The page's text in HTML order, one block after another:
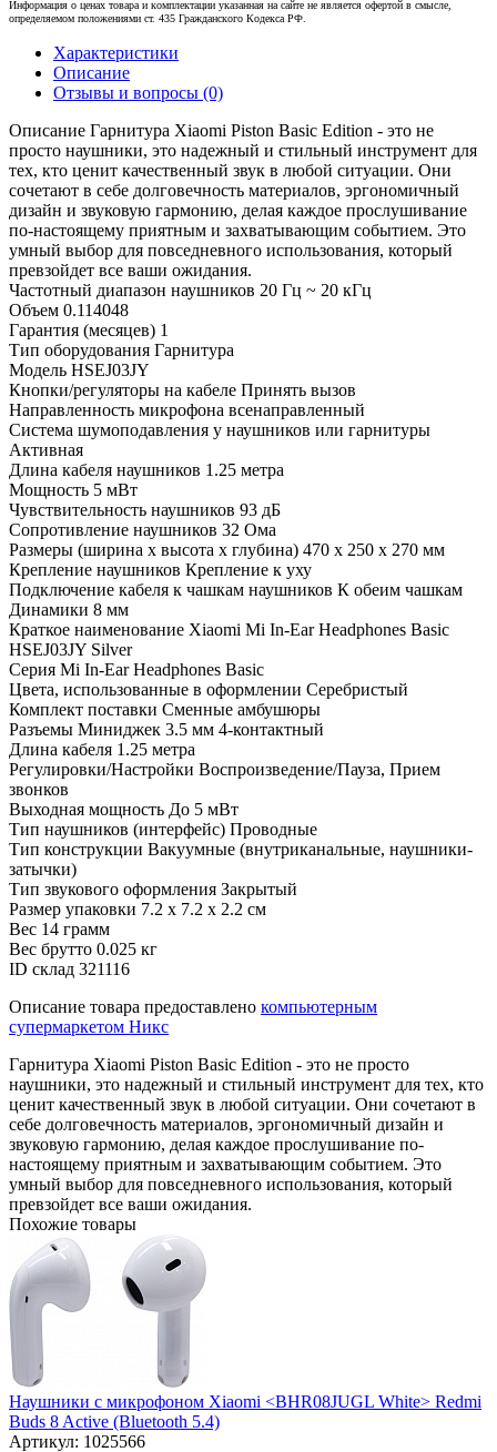
Информация о ценах товара и комплектации указанная на сайте не является офертой в смысле,
определяемом положениями ст. 435 Гражданского Кодекса РФ.
Характеристики
Описание
Отзывы и вопросы (0)
Описание Гарнитура Xiaomi Piston Basic Edition - это не
просто наушники, это надежный и стильный инструмент для
тех, кто ценит качественный звук в любой ситуации. Они
сочетают в себе долговечность материалов, эргономичный
дизайн и звуковую гармонию, делая каждое прослушивание
по-настоящему приятным и захватывающим событием. Это
умный выбор для повседневного использования, который
превзойдет все ваши ожидания.
Частотный диапазон наушников 20 Гц ~ 20 кГц
Объем 0.114048
Гарантия (месяцев) 1
Тип оборудования Гарнитура
Модель HSEJ03JY
Кнопки/регуляторы на кабеле Принять вызов
Направленность микрофона всенаправленный
Система шумоподавления у наушников или гарнитуры
Активная
Длина кабеля наушников 1.25 метра
Мощность 5 мВт
Чувствительность наушников 93 дБ
Сопротивление наушников 32 Ома
Размеры (ширина x высота x глубина) 470 х 250 х 270 мм
Крепление наушников Крепление к уху
Подключение кабеля к чашкам наушников К обеим чашкам
Динамики 8 мм
Краткое наименование Xiaomi Mi In-Ear Headphones Basic
HSEJ03JY Silver
Серия Mi In-Ear Headphones Basic
Цвета, использованные в оформлении Серебристый
Комплект поставки Сменные амбушюры
Разъемы Миниджек 3.5 мм 4-контактный
Длина кабеля 1.25 метра
Регулировки/Настройки Воспроизведение/Пауза, Прием
звонков
Выходная мощность До 5 мВт
Тип наушников (интерфейс) Проводные
Тип конструкции Вакуумные (внутриканальные, наушники-
затычки)
Тип звукового оформления Закрытый
Размер упаковки 7.2 x 7.2 x 2.2 см
Вес 14 грамм
Вес брутто 0.025 кг
ID склад 321116
Описание товара предоставлено компьютерным
супермаркетом Никс
Гарнитура Xiaomi Piston Basic Edition - это не просто
наушники, это надежный и стильный инструмент для тех, кто
ценит качественный звук в любой ситуации. Они сочетают в
себе долговечность материалов, эргономичный дизайн и
звуковую гармонию, делая каждое прослушивание по-
настоящему приятным и захватывающим событием. Это
умный выбор для повседневного использования, который
превзойдет все ваши ожидания.
Похожие товары
Наушники с микрофоном Xiaomi <BHR08JUGL White> Redmi
Buds 8 Active (Bluetooth 5.4)
Артикул: 1025566